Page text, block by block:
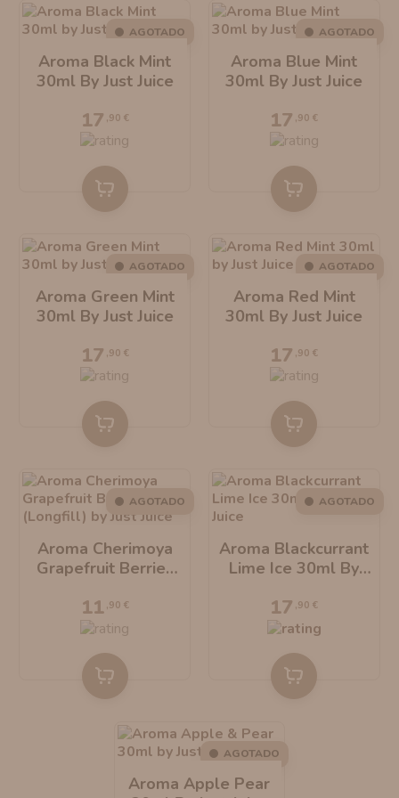
30ml 6
Sabores de aromas
Frutales 7
Mentolados / Frescos
Aroma Black Mint
30ml By Just Juice
17 ,90 €
AGOTADO
Aroma Blue Mint
30ml By Just Juice
17 ,90 €
AGOTADO
Aroma Green Mint
30ml By Just Juice
17 ,90 €
AGOTADO
Aroma Red Mint
30ml By Just Juice
17 ,90 €
AGOTADO
Aroma Cherimoya
Grapefruit Berries
Just Juice
11 ,90 €
AGOTADO
Aroma Blackcurrant
Lime Ice 30ml By
17 ,90 €
AGOTADO
Aroma Apple Pear
AGOTADO
AROMANIC
RESISTENCIAS ARTESANALES RECOMENDADAS
ATOMIZADOR DEAD RABBIT RDA
ATOMIZADOR DEAD RABBIT RTA